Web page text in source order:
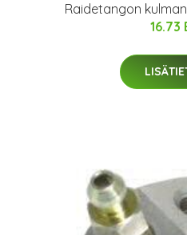
Raidetangon
16.73